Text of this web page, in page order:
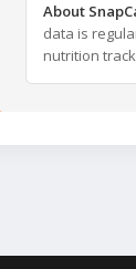
About
data is
nutrition